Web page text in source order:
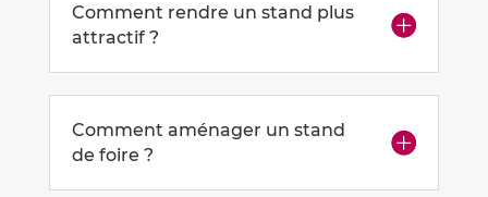
Comment rendre un stand plus
attractif ?
Comment aménager un stand
de foire ?